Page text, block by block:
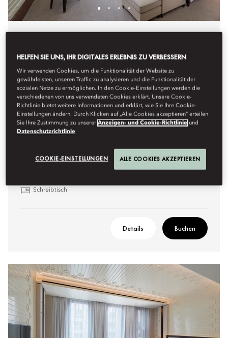
These elegant rooms feature luxurious furnishings including
a designer working-dining table and a sofa set. The
luxurious Italian marble bathrooms offer a separate bathtub
and rain shower.
Highlights umfassen:
Badewanne und Regenwalddusche
Zimmer mit Verbindungstür verfügbar
Raumhohe Fenster
Schreibtisch
Details Buchen
HELFEN SIE UNS, IHR DIGITALES ERLEBNIS ZU VERBESSERN
Wir verwenden Cookies, um die Funktionalität der Website zu
gewährleisten, unseren Traffic zu analysieren und die Funktionalität der
sozialen Netze zu ermöglichen. In den Cookie-Einstellungen werden die
verschiedenen von uns verwendeten Cookies erklärt. Unsere Cookie-
Richtlinie bietet weitere Informationen und erklärt, wie Sie Ihre Cookie-
Einstellungen ändern. Durch Klicken auf „Alle Cookies akzeptieren“ erteilen
Sie Ihre Zustimmung zu unsererAnzeigen- und Cookie-Richtlinie und
Datenschutzrichtlinie
COOKIE-EINSTELLUNGEN ALLE COOKIES AKZEPTIEREN